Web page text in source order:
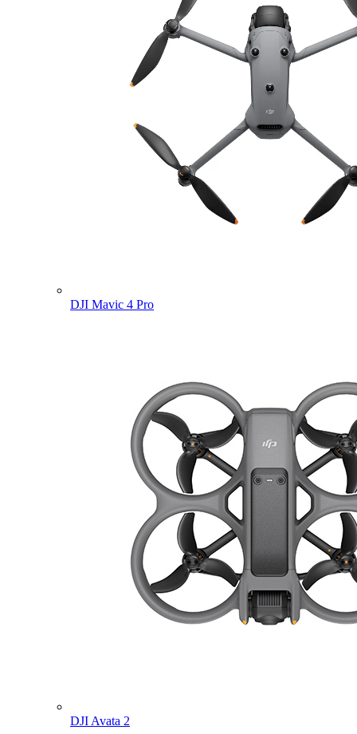
DJI Mavic 4 Pro
DJI Avata 2